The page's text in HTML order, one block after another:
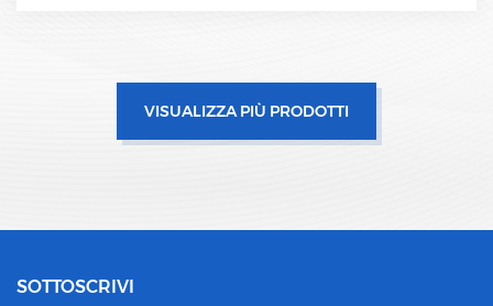
VISUALIZZA PIÙ PRODOTTI
SOTTOSCRIVI